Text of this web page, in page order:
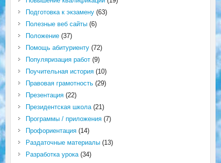
Подготовка к экзамену(63)
Полезные веб сайты(6)
Положение(37)
Помощь абитуриенту(72)
Популяризация работ(9)
Поучительная история(10)
Правовая грамотность(29)
Презентация(22)
Президентская школа(21)
Программы / приложения(7)
Профориентация(14)
Раздаточные материалы(13)
Разработка урока(34)